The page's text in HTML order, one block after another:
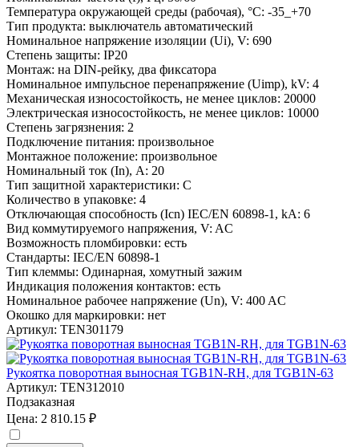
Температура окружающей среды (рабочая), °С: -35_+70
Тип продукта: выключатель автоматический
Номинальное напряжение изоляции (Ui), V: 690
Степень защиты: IP20
Монтаж: на DIN-рейку, два фиксатора
Номинальное импульсное перенапряжение (Uimp), kV: 4
Механическая износостойкость, не менее циклов: 20000
Электрическая износостойкость, не менее циклов: 10000
Степень загрязнения: 2
Подключение питания: произвольное
Монтажное положение: произвольное
Номинальный ток (In), A: 20
Тип защитной характеристики: C
Количество в упаковке: 4
Отключающая способность (Icn) IEC/EN 60898-1, kA: 6
Вид коммутируемого напряжения, V: AC
Возможность пломбировки: есть
Стандарты: IEC/EN 60898-1
Тип клеммы: Одинарная, хомутный зажим
Индикация положения контактов: есть
Номинальное рабочее напряжение (Un), V: 400 AC
Окошко для маркировки: нет
Артикул: TEN301179
Рукоятка поворотная выносная TGB1N-RH, для TGB1N-63
Артикул: TEN312010
Подзаказная
Цена: 2 810.15 ₽